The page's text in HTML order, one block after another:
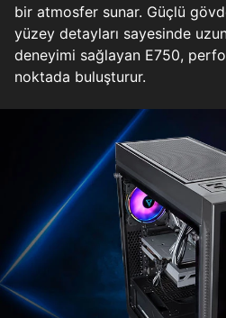
bir atmosfer sunar. Güçlü
yüzey detayları sayesinde
deneyimi sağlayan E750,
noktada buluşturur.